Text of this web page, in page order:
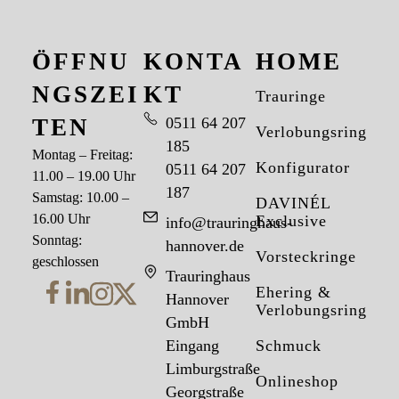
HOME
Trauringe
Verlobungsringe
Konfigurator
DAVINÉL
Exclusive
Vorsteckringe
Ehering &
Verlobungsring
Schmuck
Onlineshop
KONTA
KT
0511 64 207
185
0511 64 207
187
info@trauringhaus-
hannover.de
Trauringhaus
Hannover
GmbH
Eingang
Limburgstraße
Georgstraße
ÖFFNU
NGSZEI
TEN
Montag – Freitag:
11.00 – 19.00 Uhr
Samstag: 10.00 –
16.00 Uhr
Sonntag:
geschlossen